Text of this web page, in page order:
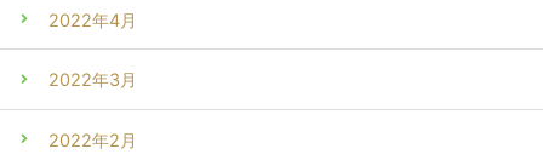
2022年4月
2022年3月
2022年2月